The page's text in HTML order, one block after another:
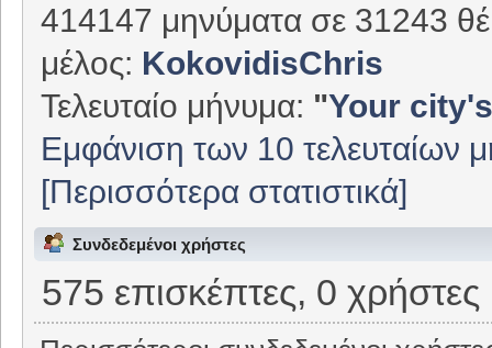
414147 μηνύματα σε 31243
μέλος: KokovidisChris
Τελευταίο μήνυμα: "Your
Εμφάνιση των 10 τελευταίων
[Περισσότερα στατιστικά]
Συνδεδεμένοι χρήστες
575 επισκέπτες, 0 χρήστες